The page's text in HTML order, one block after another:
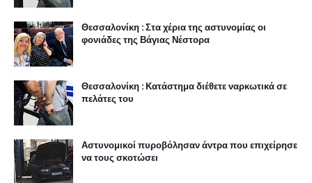
Θεσσαλονίκη : Στα χέρια της αστυνομίας οι
φονιάδες της Βάγιας Νέστορα
Θεσσαλονίκη : Κατάστημα διέθετε ναρκωτικά σε
πελάτες του
Αστυνομικοί πυροβόλησαν άντρα που επιχείρησε
να τους σκοτώσει